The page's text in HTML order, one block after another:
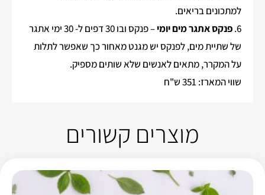
למתכונים בריאים.
6. פנקס אתגר מים יומי
– פנקס ובו 30 דפים ל- 30 ימי אתגר
של שתיית מים, לפנקס יש מגנט מאחור כך שאפשר לתלות
על המקרר, מתאים לאנשים שלא שותים מספיק.
שווי המארז: 351 ש"ח
מוצרים קשורים